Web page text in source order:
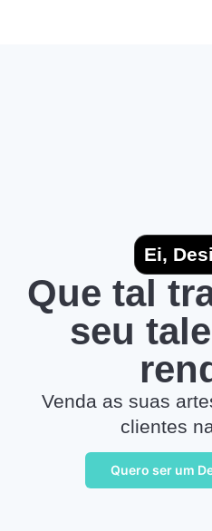
Ei,
Que tal
seu
Venda as suas
clientes
Quero ser um